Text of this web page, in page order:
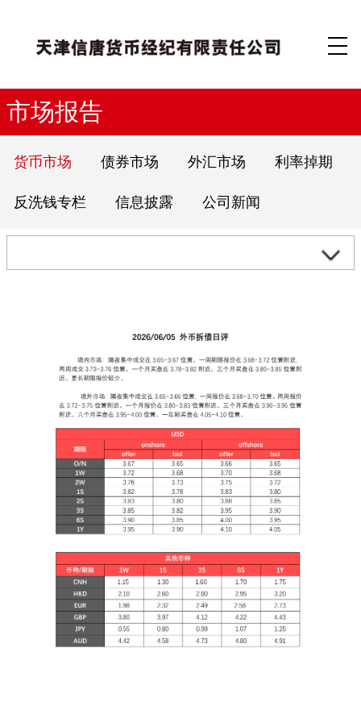
市场报告
货币市场 债券市场 外汇市场 利率掉期
反洗钱专栏 信息披露 公司新闻